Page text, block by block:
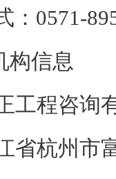
： 0571-
构信息
工程咨询
省杭州市